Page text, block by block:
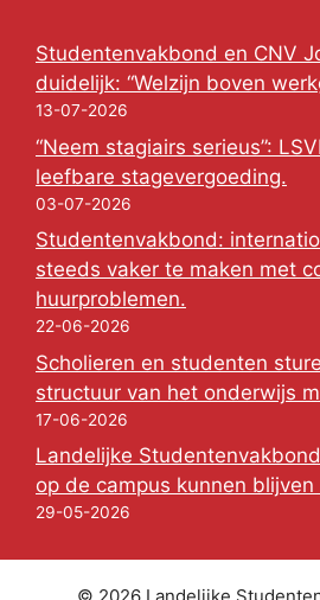
Studentenvakbond en CNV
duidelijk: “Welzijn boven
13-07-2026
“Neem stagiairs serieus”:
leefbare stagevergoeding.
03-07-2026
Studentenvakbond:
steeds vaker te maken met
huurproblemen.
22-06-2026
Scholieren en studenten
structuur van het onderwijs
17-06-2026
Landelijke
op de campus kunnen
29-05-2026